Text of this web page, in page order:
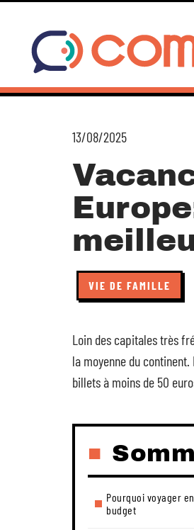
13/08/2025
VIE DE FAMILLE
Loin des capitales très
la moyenne du
billets à moins de 50
Pourquoi voyager
budget